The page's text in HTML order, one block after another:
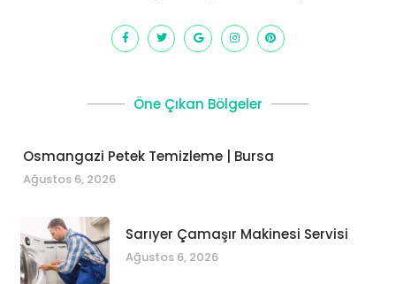
Öne Çıkan Bölgeler
Osmangazi Petek Temizleme | Bursa
Ağustos 6, 2026
Sarıyer Çamaşır Makinesi Servisi
Ağustos 6, 2026